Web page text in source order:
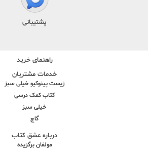
پشتیبانی
راهنمای خرید
خدمات مشتریان
زیست پینوکیو خیلی سبز
کتاب کمک درسی
خیلی سبز
گاج
درباره عشق کتاب
مولفان برگزیده